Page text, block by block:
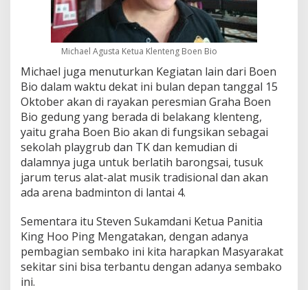
Michael Agusta Ketua Klenteng Boen Bio
Michael juga menuturkan Kegiatan lain dari Boen
Bio dalam waktu dekat ini bulan depan tanggal 15
Oktober akan di rayakan peresmian Graha Boen
Bio gedung yang berada di belakang klenteng,
yaitu graha Boen Bio akan di fungsikan sebagai
sekolah playgrub dan TK dan kemudian di
dalamnya juga untuk berlatih barongsai, tusuk
jarum terus alat-alat musik tradisional dan akan
ada arena badminton di lantai 4.
Sementara itu Steven Sukamdani Ketua Panitia
King Hoo Ping Mengatakan, dengan adanya
pembagian sembako ini kita harapkan Masyarakat
sekitar sini bisa terbantu dengan adanya sembako
ini.